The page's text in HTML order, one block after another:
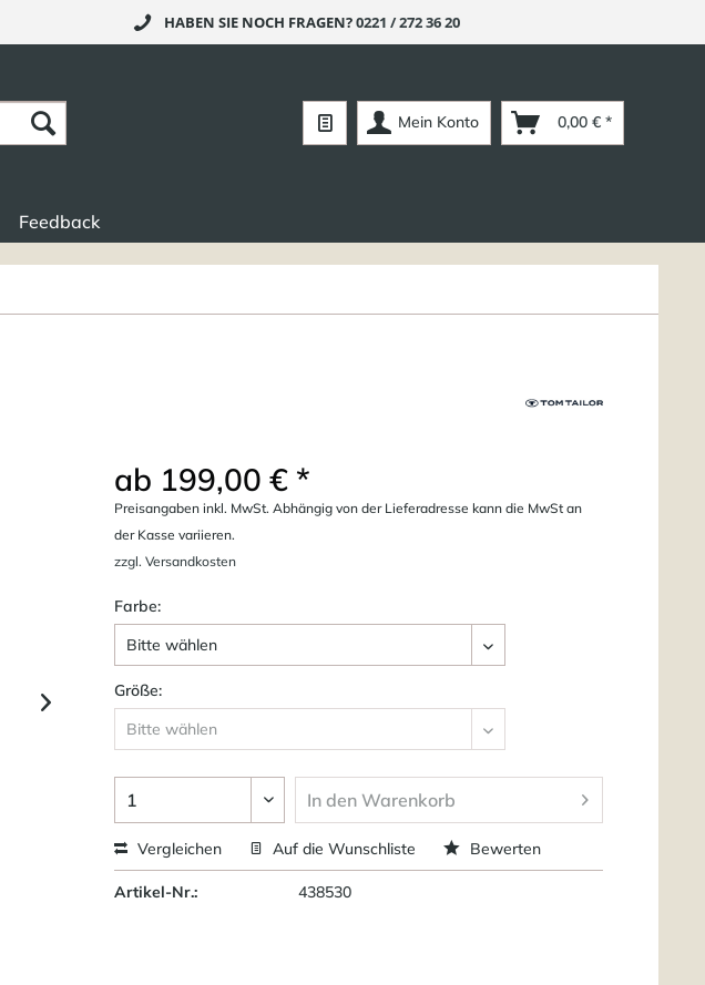
HABEN SIE NOCH FRAGEN?0221 / 272 36 20
Mein Konto 0,00 € *
Feedback
ab 199,00 € *
Preisangaben inkl. MwSt. Abhängig von der Lieferadresse kann die MwSt an
der Kasse variieren.
zzgl. Versandkosten
Farbe:
Größe:
In den Warenkorb
Vergleichen Auf die Wunschliste Bewerten
Artikel-Nr.: 438530